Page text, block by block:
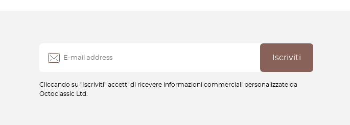
Cliccando su "Iscriviti" accetti di ricevere informazioni commerciali personalizzate da
Octoclassic Ltd.